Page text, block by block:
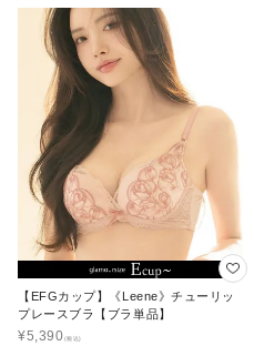
【EFGカップ】《Leene》チューリッ
プレースブラ【ブラ単品】
¥5,390